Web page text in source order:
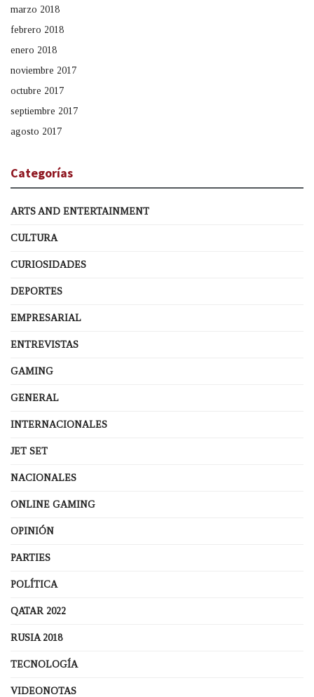
marzo 2018
febrero 2018
enero 2018
noviembre 2017
octubre 2017
septiembre 2017
agosto 2017
Categorías
ARTS AND ENTERTAINMENT
CULTURA
CURIOSIDADES
DEPORTES
EMPRESARIAL
ENTREVISTAS
GAMING
GENERAL
INTERNACIONALES
JET SET
NACIONALES
ONLINE GAMING
OPINIÓN
PARTIES
POLÍTICA
QATAR 2022
RUSIA 2018
TECNOLOGÍA
VIDEONOTAS